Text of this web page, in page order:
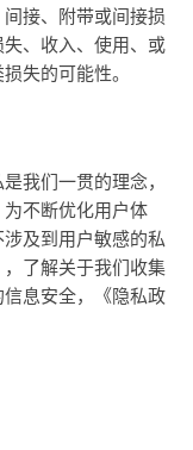
接、附带或间接损
、收入、使用、或
失的可能性。
我们一贯的理念，
不断优化用户体
及到用户敏感的私
，了解关于我们收集
息安全，《隐私政